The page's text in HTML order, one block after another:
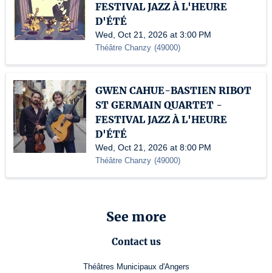
FESTIVAL JAZZ À L'HEURE
D'ÉTÉ
Wed, Oct 21, 2026 at 3:00 PM
Théâtre Chanzy (49000)
GWEN CAHUE-BASTIEN RIBOT
ST GERMAIN QUARTET -
FESTIVAL JAZZ À L'HEURE
D'ÉTÉ
Wed, Oct 21, 2026 at 8:00 PM
Théâtre Chanzy (49000)
See more
Contact us
Théâtres Municipaux d'Angers